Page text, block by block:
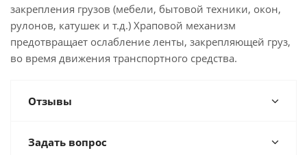
закрепления грузов (мебели, бытовой техники, окон,
рулонов, катушек и т.д.) Храповой механизм
предотвращает ослабление ленты, закрепляющей груз,
во время движения транспортного средства.
Отзывы
Задать вопрос